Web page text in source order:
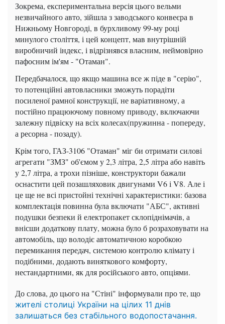
Зокрема, експериментальна версія цього вельми
незвичайного авто, зійшла з заводського конвеєра в
Нижньому Новгороді, в бурхливому 99-му році
минулого століття, і цей концепт, мав внутрішній
виробничий індекс, і відрізнявся власним, неймовірно
пафосним ім'ям - "Отаман".
Передбачалося, що якщо машина все ж піде в "серію",
то потенційні автовласники зможуть порадіти
посиленої рамної конструкції, не варіативному, а
постійно працюючому повному приводу, включаючи
залежну підвіску на всіх колесах(пружинна - попереду,
а ресорна - позаду).
Крім того, ГАЗ-3106 "Отаман" міг би отримати силові
агрегати "ЗМЗ" об'ємом у 2,3 літра, 2,5 літра або навіть
у 2,7 літра, а трохи пізніше, конструктори бажали
оснастити цей позашляховик двигунами V6 і V8. Але і
це ще не всі пристойні технічні характеристики: базова
комплектація повинна була включати "АБС", активні
подушки безпеки й електропакет склопіднімачів, а
внісши додаткову плату, можна було б розраховувати на
автомобіль, що володіє автоматичною коробкою
перемикання передач, системою контролю клімату і
подібними, додають виняткового комфорту,
нестандартними, як для російського авто, опціями.
До слова, до цього на "Стіні" інформували про те, що
жителі столиці України на цілих 11 днів
залишаться без стабільного водопостачання.